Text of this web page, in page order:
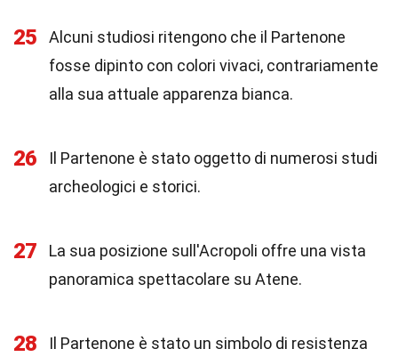
25
Alcuni studiosi ritengono che il Partenone
fosse dipinto con colori vivaci, contrariamente
alla sua attuale apparenza bianca.
26
Il Partenone è stato oggetto di numerosi studi
archeologici e storici.
27
La sua posizione sull'Acropoli offre una vista
panoramica spettacolare su Atene.
28
Il Partenone è stato un simbolo di resistenza